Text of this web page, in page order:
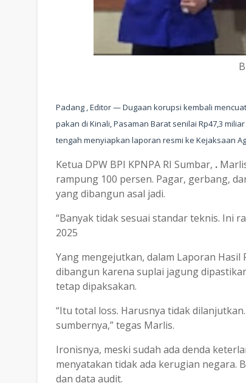
Padang , Editor—Dugaan korupsi kembali
pakan di Kinali, Pasaman Barat senilai Rp47,3 miliar
tengah menyiapkan laporan resmi ke Kejaksaan
Ketua DPW BPI KPNPA RI Sumbar, .
rampung 100 persen. Pagar, gerbang,
yang dibangun asal jadi.
“Banyak tidak sesuai standar teknis. Ini
2025
Yang mengejutkan, dalam Laporan Hasil
dibangun karena suplai jagung
tetap dipaksakan.
“Itu total loss. Harusnya tidak
sumbernya,” tegas Marlis.
Ironisnya, meski sudah ada denda
menyatakan tidak ada kerugian negara.
dan data audit.